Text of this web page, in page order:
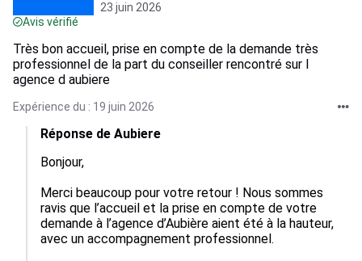
23 juin 2026
Avis vérifié
Très bon accueil, prise en compte de la demande très
professionnel de la part du conseiller rencontré sur l
agence d aubiere
Expérience du : 19 juin 2026
Réponse de Aubiere
Bonjour,
Merci beaucoup pour votre retour ! Nous sommes
ravis que l’accueil et la prise en compte de votre
demande à l’agence d’Aubière aient été à la hauteur,
avec un accompagnement professionnel.